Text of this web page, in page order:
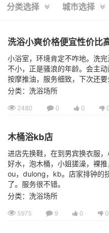
分类选择 城市选择
洗浴小爽价格便宜性价比
小浴室，环境肯定不咋地。洗
不小，正是骚浪的年龄。会主
按摩推油，服务细致，下次还要
分类：洗浴场所
2480 0 0
木桶浴kb店
进店先换鞋，在到男宾换衣服
好水，泡木桶，小姐搓澡，裸
ou，dulong，kb。店家排钟的
了。服务很不错。
分类：洗浴场所
5975 9 0 0